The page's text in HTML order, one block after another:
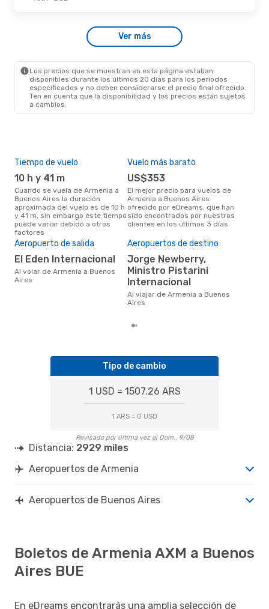
Ver más
Los precios que se muestran en esta página estaban
disponibles durante los últimos 20 días para los periodos
especificados y no deben considerarse el precio final ofrecido.
Ten en cuenta que la disponibilidad y los precios están sujetos
a cambios.
Tiempo de vuelo
10 h y 41 m
Cuando se vuela de Armenia a
Buenos Aires la duración
aproximada del vuelo es de 10 h
y 41 m, sin embargo este tiempo
puede variar debido a otros
factores
Vuelo más barato
US$353
El mejor precio para vuelos de
Armenia a Buenos Aires
ofrecido por eDreams, que han
sido encontrados por nuestros
clientes en los últimos 3 días
Aeropuerto de salida
El Eden Internacional
Al volar de Armenia a Buenos
Aires
Aeropuertos de destino
Jorge Newberry,
Ministro Pistarini
Internacional
Al viajar de Armenia a Buenos
Aires
Tipo de cambio
1 USD = 1507.26 ARS
1 ARS = 0 USD
Revisado por última vez el Dom., 9/08
Distancia: 2929 miles
Aeropuertos de Armenia
Aeropuertos de Buenos Aires
Boletos de Armenia AXM a Buenos
Aires BUE
En eDreams encontrarás una amplia selección de